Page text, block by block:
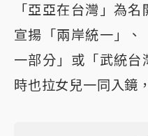
「亞亞在台灣」為
宣揚「兩岸統一」、
一部分」或「武統台
時也拉女兒一同入鏡